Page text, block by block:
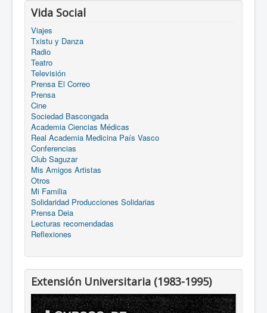
Vida Social
Viajes
Txistu y Danza
Radio
Teatro
Televisión
Prensa El Correo
Prensa
Cine
Sociedad Bascongada
Academia Ciencias Médicas
Real Academia Medicina País Vasco
Conferencias
Club Saguzar
Mis Amigos Artistas
Otros
Mi Familia
Solidaridad Producciones Solidarias
Prensa Deia
Lecturas recomendadas
Reflexiones
Extensión Universitaria (1983-1995)